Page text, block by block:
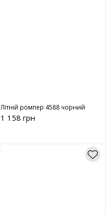
Літній ромпер 4588 чорний
1 158 грн